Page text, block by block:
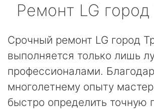
Ремонт LG
Срочный ремонт LG город
выполняется только лишь
профессионалами.
многолетнему опыту
быстро определить точную